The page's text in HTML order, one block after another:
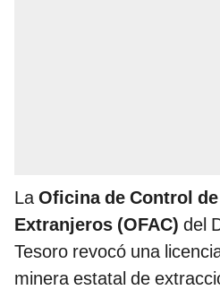
LaOficina de Control
Extranjeros (OFAC) del
Tesoro revocó una
minera estatal de